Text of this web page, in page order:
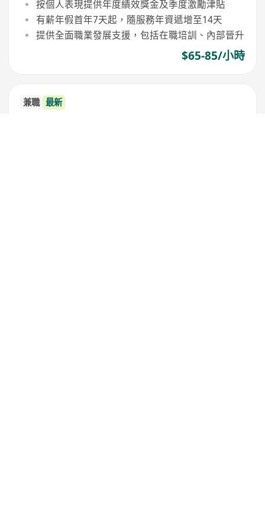
按個人表現提供年度績效獎金及季度激勵津貼
有薪年假首年7天起，隨服務年資遞增至14天
提供全面職業發展支援，包括在職培訓、內部晉升
$65-85/小時
兼職 最新